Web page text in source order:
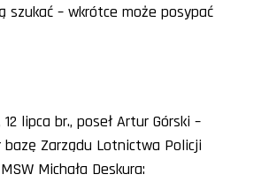
– wkrótce może posypać
lipca br., poseł Artur Górski –
Zarządu Lotnictwa Policji
Michała Deskura: